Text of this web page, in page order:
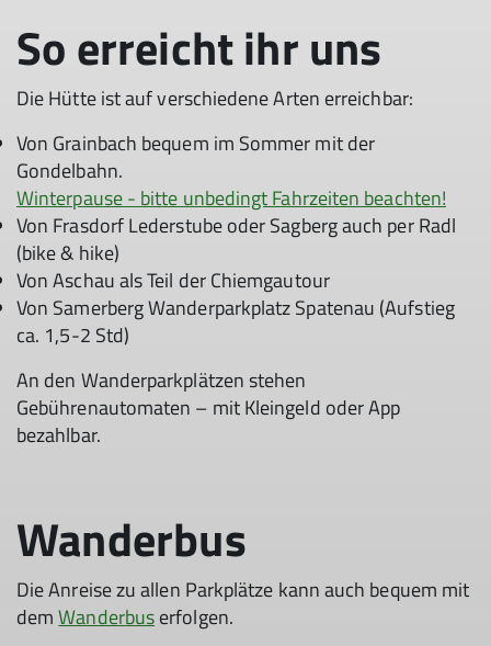
So erreicht ihr uns
Die Hütte ist auf verschiedene Arten erreichbar:
Von Grainbach bequem im Sommer mit der
Gondelbahn.
Winterpause - bitte unbedingt Fahrzeiten beachten!
Von Frasdorf Lederstube oder Sagberg auch per Radl
(bike & hike)
Von Aschau als Teil der Chiemgautour
Von Samerberg Wanderparkplatz Spatenau (Aufstieg
ca. 1,5-2 Std)
An den Wanderparkplätzen stehen
Gebührenautomaten – mit Kleingeld oder App
bezahlbar.
Wanderbus
Die Anreise zu allen Parkplätze kann auch bequem mit
demWanderbuserfolgen.